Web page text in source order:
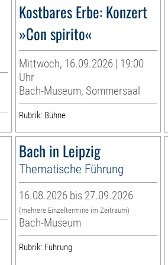
Kostbares Erbe: Konzert
»Con spirito«
Mittwoch, 16.09.2026 | 19:00
Uhr
Bach-Museum, Sommersaal
Rubrik: Bühne
Bach in Leipzig
Thematische Führung
16.08.2026 bis 27.09.2026
(mehrere Einzeltermine im Zeitraum)
Bach-Museum
Rubrik: Führung